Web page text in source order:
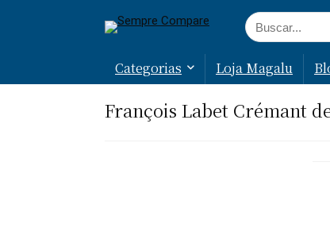
Categorias Loja Magalu
François Labet Crémant